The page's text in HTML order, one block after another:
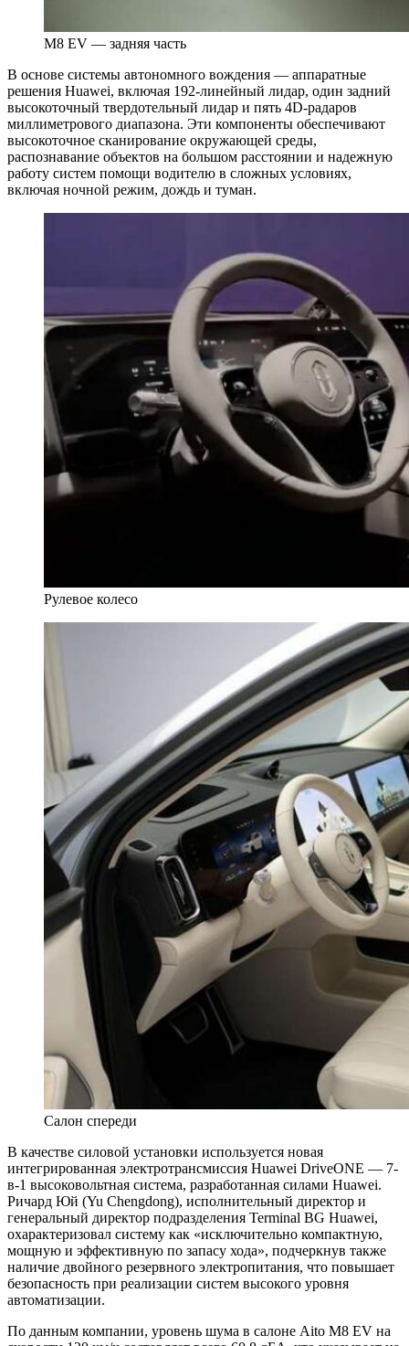
M8 EV — задняя часть
В основе системы автономного вождения — аппаратные
решения Huawei, включая 192-линейный лидар, один задний
высокоточный твердотельный лидар и пять 4D-радаров
миллиметрового диапазона. Эти компоненты обеспечивают
высокоточное сканирование окружающей среды,
распознавание объектов на большом расстоянии и надежную
работу систем помощи водителю в сложных условиях,
включая ночной режим, дождь и туман.
Рулевое колесо
Салон спереди
В качестве силовой установки используется новая
интегрированная электротрансмиссия Huawei DriveONE — 7-
в-1 высоковольтная система, разработанная силами Huawei.
Ричард Юй (Yu Chengdong), исполнительный директор и
генеральный директор подразделения Terminal BG Huawei,
охарактеризовал систему как «исключительно компактную,
мощную и эффективную по запасу хода», подчеркнув также
наличие двойного резервного электропитания, что повышает
безопасность при реализации систем высокого уровня
автоматизации.
По данным компании, уровень шума в салоне Aito M8 EV на